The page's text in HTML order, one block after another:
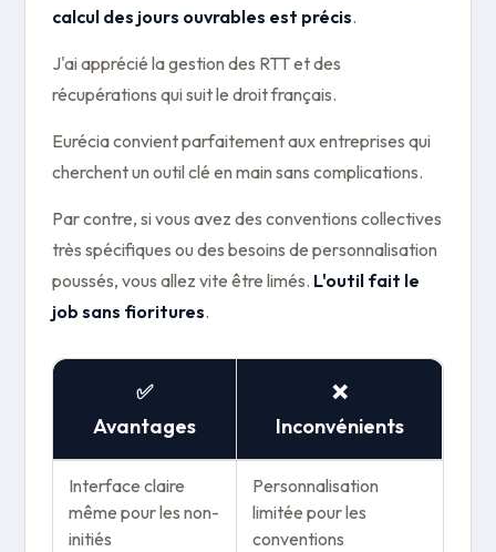
calcul des jours ouvrables est précis.
J'ai apprécié la gestion des RTT et des
récupérations qui suit le droit français.
Eurécia convient parfaitement aux entreprises qui
cherchent un outil clé en main sans complications.
Par contre, si vous avez des conventions collectives
très spécifiques ou des besoins de personnalisation
poussés, vous allez vite être limés. L'outil fait le
job sans fioritures.
✅
Avantages
❌
Inconvénients
Interface claire
même pour les non-
initiés
Personnalisation
limitée pour les
conventions